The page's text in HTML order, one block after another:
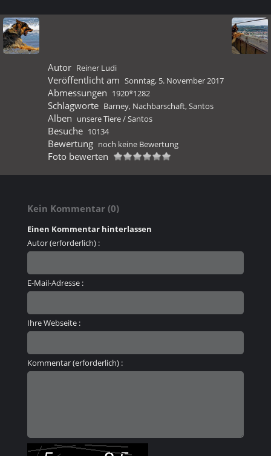
Autor Reiner Ludi
Veröffentlicht am Sonntag, 5. November 2017
Abmessungen 1920*1282
Schlagworte Barney, Nachbarschaft,Santos
Alben unsere Tiere/Santos
Besuche 10134
Bewertung noch keine Bewertung
Foto bewerten
Kein Kommentar (0)
Einen Kommentar hinterlassen
Autor (erforderlich) :
E-Mail-Adresse :
Ihre Webseite :
Kommentar (erforderlich) :